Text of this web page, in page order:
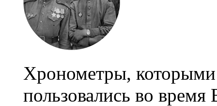
Хронометры, которыми
пользовались во